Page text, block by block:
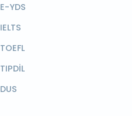
E-YDS
IELTS
TOEFL
TIPDİL
DUS